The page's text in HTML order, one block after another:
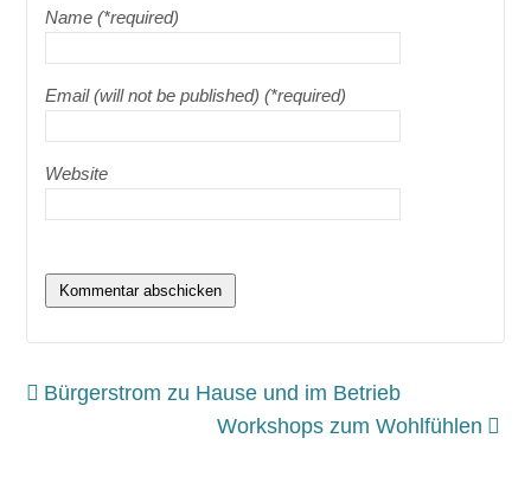
Name (*required)
Email (will not be published) (*required)
Website
Bürgerstrom zu Hause und im Betrieb
Workshops zum Wohlfühlen